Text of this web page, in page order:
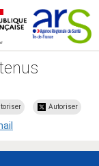
Autoriser